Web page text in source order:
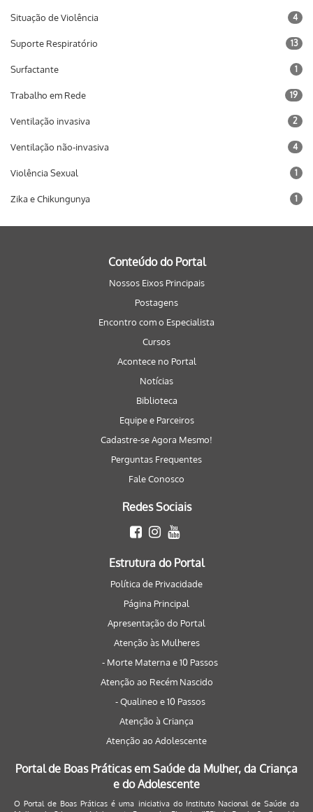
Situação de Violência 4
Suporte Respiratório 13
Surfactante 1
Trabalho em Rede 19
Ventilação invasiva 2
Ventilação não-invasiva 4
Violência Sexual 1
Zika e Chikungunya 1
Conteúdo do Portal
Nossos Eixos Principais
Postagens
Encontro com o Especialista
Cursos
Acontece no Portal
Notícias
Biblioteca
Equipe e Parceiros
Cadastre-se Agora Mesmo!
Perguntas Frequentes
Fale Conosco
Redes Sociais
Estrutura do Portal
Política de Privacidade
Página Principal
Apresentação do Portal
Atenção às Mulheres
- Morte Materna e 10 Passos
Atenção ao Recém Nascido
- Qualineo e 10 Passos
Atenção à Criança
Atenção ao Adolescente
Portal de Boas Práticas em Saúde da Mulher, da Criança
e do Adolescente
O Portal de Boas Práticas é uma iniciativa do Instituto Nacional de Saúde da